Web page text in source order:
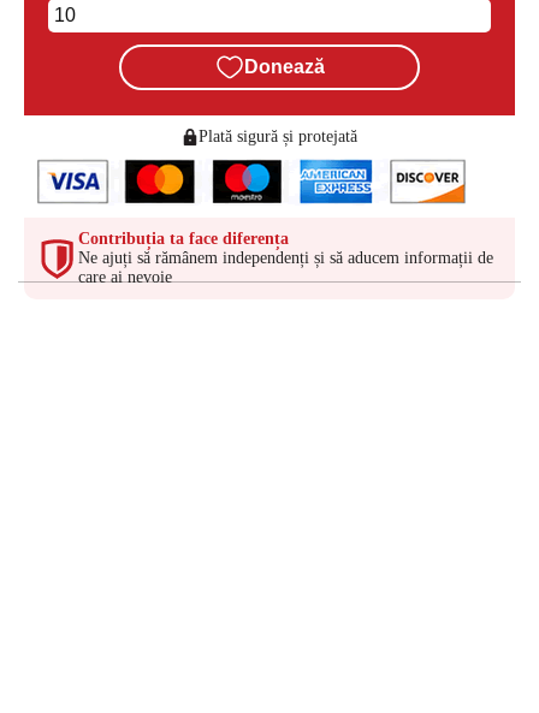
Donează
Plată sigură și protejată
Contribuția ta face diferența
Ne ajuți să rămânem independenți și să aducem informații de
care ai nevoie